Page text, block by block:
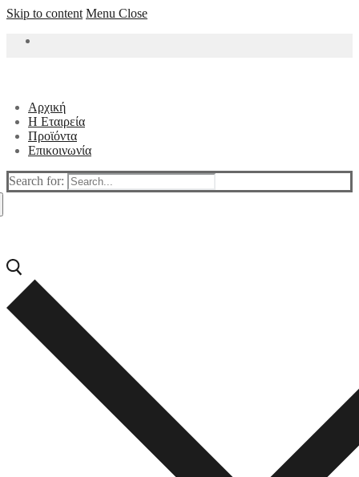
Skip to content Menu Close
Αρχική
Η Εταιρεία
Προϊόντα
Επικοινωνία
Search for: